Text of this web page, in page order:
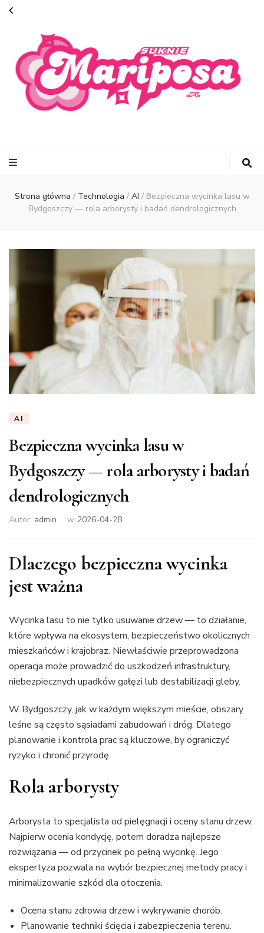
Strona główna / Technologia / AI / Bezpieczna wycinka lasu w
Bydgoszczy — rola arborysty i badań dendrologicznych
AI
Bezpieczna wycinka lasu w
Bydgoszczy — rola arborysty i badań
dendrologicznych
Autor: admin w 2026-04-28
Dlaczego bezpieczna wycinka
jest ważna
Wycinka lasu to nie tylko usuwanie drzew — to działanie,
które wpływa na ekosystem, bezpieczeństwo okolicznych
mieszkańców i krajobraz. Niewłaściwie przeprowadzona
operacja może prowadzić do uszkodzeń infrastruktury,
niebezpiecznych upadków gałęzi lub destabilizacji gleby.
W Bydgoszczy, jak w każdym większym mieście, obszary
leśne są często sąsiadami zabudowań i dróg. Dlatego
planowanie i kontrola prac są kluczowe, by ograniczyć
ryzyko i chronić przyrodę.
Rola arborysty
Arborysta to specjalista od pielęgnacji i oceny stanu drzew.
Najpierw ocenia kondycję, potem doradza najlepsze
rozwiązania — od przycinek po pełną wycinkę. Jego
ekspertyza pozwala na wybór bezpiecznej metody pracy i
minimalizowanie szkód dla otoczenia.
Ocena stanu zdrowia drzew i wykrywanie chorób.
Planowanie techniki ścięcia i zabezpieczenia terenu.